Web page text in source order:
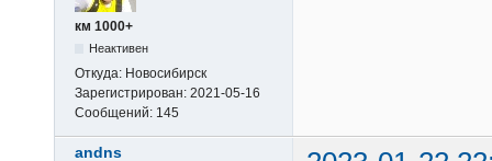
км 1000+
Неактивен
Откуда: Новосибирск
Зарегистрирован: 2021-05-16
Сообщений: 145
andns